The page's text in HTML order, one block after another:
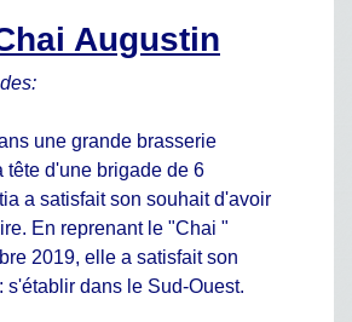
Augustin
une grande brasserie
tête d'une brigade de 6
a satisfait son souhait d'avoir
En reprenant le "Chai "
2019, elle a satisfait son
s'établir dans le Sud-Ouest.